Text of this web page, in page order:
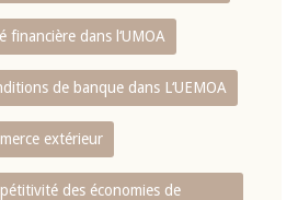
financière dans l‘UMOA
de banque dans L‘UEMOA
extérieur
des économies de